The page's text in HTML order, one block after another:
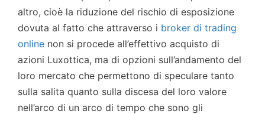
altro, cioè la riduzione del rischio di esposizione
dovuta al fatto che attraverso i broker di trading
online non si procede all’effettivo acquisto di
azioni Luxottica, ma di opzioni sull’andamento del
loro mercato che permettono di speculare tanto
sulla salita quanto sulla discesa del loro valore
nell’arco di un arco di tempo che sono gli